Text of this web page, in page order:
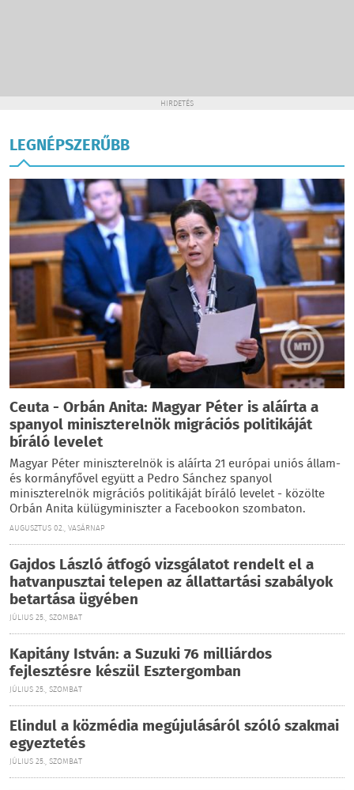
HIRDETÉS
LEGNÉPSZERŰBB
Ceuta - Orbán Anita: Magyar Péter is aláírta a
spanyol miniszterelnök migrációs politikáját
bíráló levelet
Magyar Péter miniszterelnök is aláírta 21 európai uniós állam-
és kormányfővel együtt a Pedro Sánchez spanyol
miniszterelnök migrációs politikáját bíráló levelet - közölte
Orbán Anita külügyminiszter a Facebookon szombaton.
AUGUSZTUS 02., VASÁRNAP
Gajdos László átfogó vizsgálatot rendelt el a
hatvanpusztai telepen az állattartási szabályok
betartása ügyében
JÚLIUS 25., SZOMBAT
Kapitány István: a Suzuki 76 milliárdos
fejlesztésre készül Esztergomban
JÚLIUS 25., SZOMBAT
Elindul a közmédia megújulásáról szóló szakmai
egyeztetés
JÚLIUS 25., SZOMBAT